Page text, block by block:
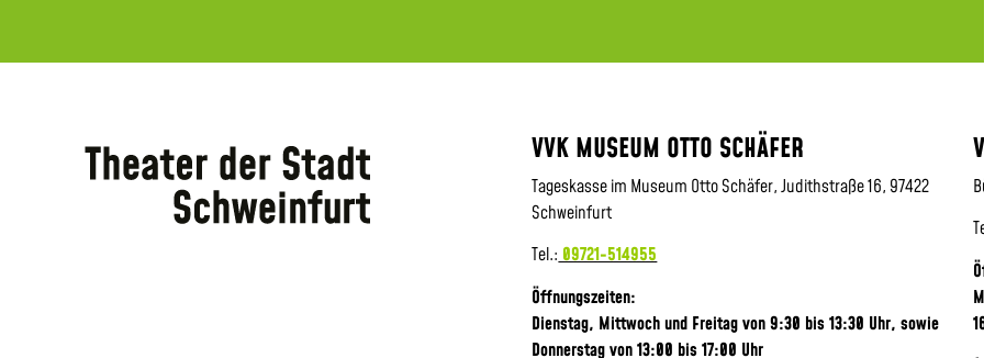
VVK MUSEUM OTTO SCHÄFER
Tageskasse im Museum Otto Schäfer, Judithstraße 16, 97422
Schweinfurt
Tel.:09721-514955
Öffnungszeiten:
Dienstag, Mittwoch und Freitag von 9:30 bis 13:30 Uhr,sowie
Donnerstag von 13:00 bis 17:00 Uhr